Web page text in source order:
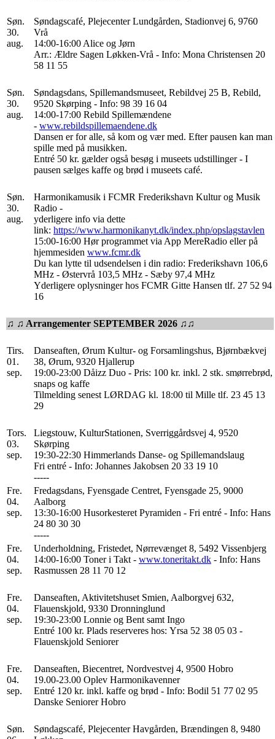
Søn.
30.
aug.
Søndagscafé, Plejecenter Lundgården, Stadionvej 6, 9760
Vrå
14:00-16:00 Alice og Jørn
Arr.: Ældre Sagen Løkken-Vrå - Info: Mona Christensen 20
58 11 55
Søn.
30.
aug.
Søndagsdans, Spillemandsmuseet, Rebildvej 25 B, Rebild,
9520 Skørping - Info: 98 39 16 04
14:00-17:00 Rebild Spillemændene
- www.rebildspillemaendene.dk
Dansen er for alle, så kom og vær med. Efter pausen kan man
spille med på musikken.
Entré 50 kr. gælder også besøg i museets udstillinger - I
pausen sælges kaffe og brød i museets café.
Søn.
30.
aug.
Harmonikamusik i FCMR Frederikshavn Kultur og Musik
Radio -
yderligere info via dette
link: https://www.harmonikanyt.dk/index.php/opslagstavlen
15:00-16:00 Hør programmet via App MereRadio eller på
hjemmesiden www.fcmr.dk
Du kan lytte til udsendelsen i din radio: Frederikshavn 106,6
MHz - Østervrå 103,5 MHz - Sæby 97,4 MHz
Yderligere oplysninger hos FCMR Gitte Hansen tlf. 27 52 94
16
♫ ♫ Arrangementer SEPTEMBER 2026 ♫♫
Tirs.
01.
sep.
Danseaften, Ørum Kultur- og Forsamlingshus, Bjørnbækvej
38, Ørum, 9320 Hjallerup
19:00-23:00 Dåizz Duo - Pris: 100 kr. inkl. 2 stk. smørrebrød,
snaps og kaffe
Tilmelding senest LØRDAG kl. 18:00 til Mille tlf. 23 45 13
29
Tors.
03.
sep.
Liegstouw, KulturStationen, Sverriggårdsvej 4, 9520
Skørping
19:30-22:30 Himmerlands Danse- og Spillemandslaug
Fri entré - Info: Johannes Jakobsen 20 33 19 10
-----
Fre.
04.
sep.
Fredagsdans, Fyensgade Centret, Fyensgade 25, 9000
Aalborg
13:30-16:00 Husorkesteret Pyramiden - Fri entré - Info: Hans
24 80 30 30
-----
Fre.
04.
sep.
Underholdning, Fristedet, Nørrevænget 8, 5492 Vissenbjerg
14:00-16:00 Toner i Takt - www.toneritakt.dk - Info: Hans
Rasmussen 28 11 70 12
Fre.
04.
sep.
Danseaften, Aktivitetshuset Smien, Aalborgvej 632,
Flauenskjold, 9330 Dronninglund
19:30-23:00 Lonnie og Bent samt Ingo
Entré 100 kr. Plads reserveres hos: Yrsa 52 38 05 03 -
Flauenskjold Seniorer
Fre.
04.
sep.
Danseaften, Biecentret, Nordvestvej 4, 9500 Hobro
19.00-23.00 Oplev Harmonikavenner
Entré 120 kr. inkl. kaffe og brød - Info: Bodil 51 77 02 95
Danske Seniorer Hobro
Søn.
Søndagscafé, Plejecenter Havgården, Brændingen 8, 9480